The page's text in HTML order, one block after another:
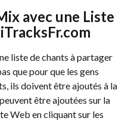
avec une Liste
liste de chants à partager
que pour que les gens
ils doivent être ajoutés à la
être ajoutées sur la
Web en cliquant sur les